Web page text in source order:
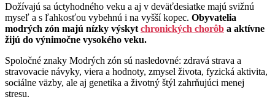
Dožívajú sa úctyhodného veku a aj v deväťdesiatke majú svižnú
myseľ a s ľahkosťou vybehnú i na vyšší kopec. Obyvatelia
modrých zón majú nízky výskyt chronických chorôb a aktívne
žijú do výnimočne vysokého veku.
Spoločné znaky Modrých zón sú nasledovné: zdravá strava a
stravovacie návyky, viera a hodnoty, zmysel života, fyzická aktivita,
sociálne väzby, ale aj genetika a životný štýl zahrňujúci menej
stresu.